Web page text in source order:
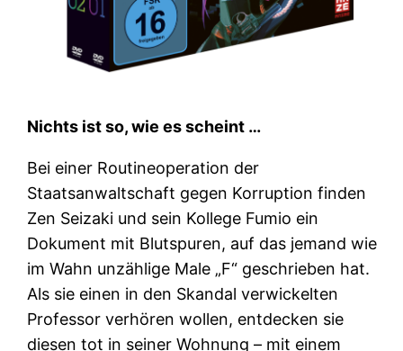
Nichts ist so, wie es scheint …
Bei einer Routineoperation der
Staatsanwaltschaft gegen Korruption finden
Zen Seizaki und sein Kollege Fumio ein
Dokument mit Blutspuren, auf das jemand wie
im Wahn unzählige Male „F“ geschrieben hat.
Als sie einen in den Skandal verwickelten
Professor verhören wollen, entdecken sie
diesen tot in seiner Wohnung – mit einem